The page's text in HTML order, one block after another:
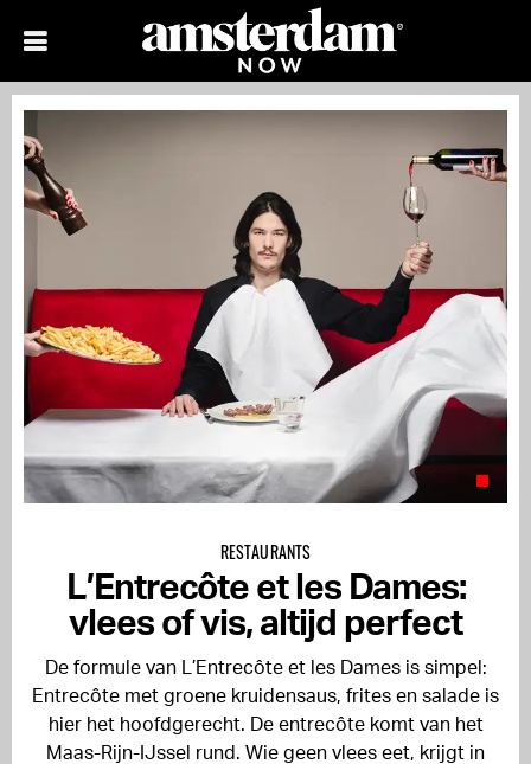
RESTAURANTS
L’Entrecôte et les Dames:
vlees of vis, altijd perfect
De formule van L’Entrecôte et les Dames is simpel:
Entrecôte met groene kruidensaus, frites en salade is
hier het hoofdgerecht. De entrecôte komt van het
Maas-Rijn-IJssel rund. Wie geen vlees eet, krijgt in